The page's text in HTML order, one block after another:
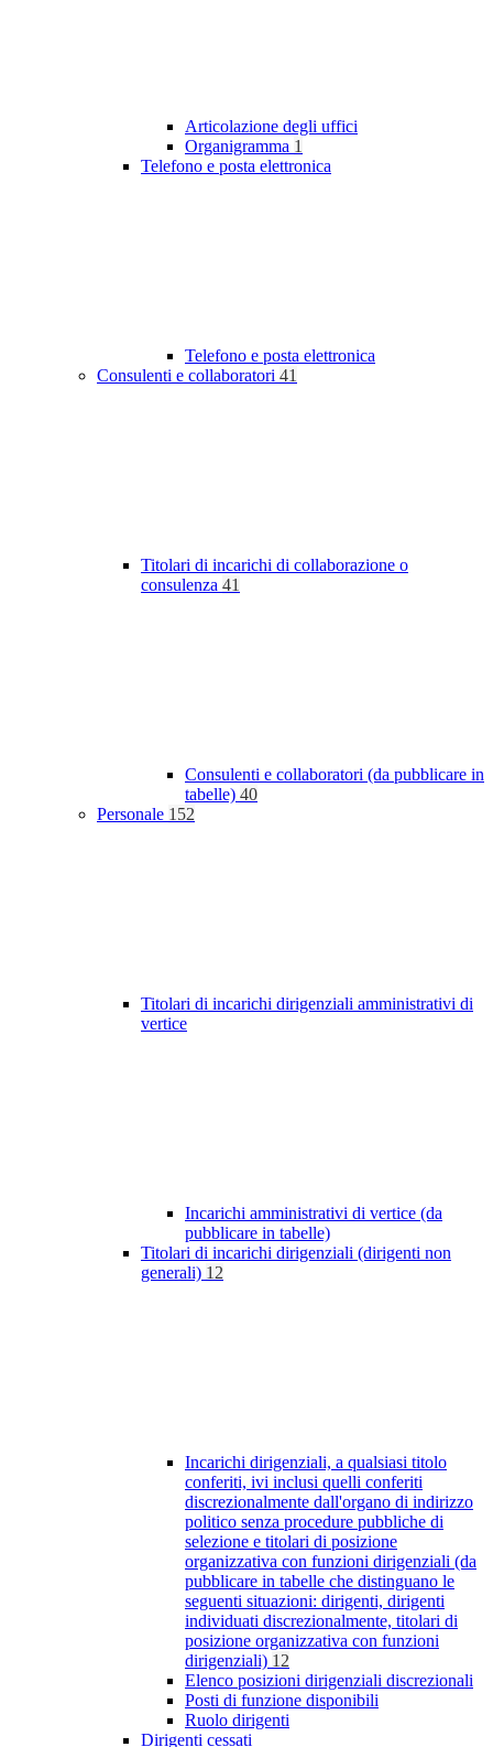
Articolazione degli uffici
Organigramma 1
Telefono e posta elettronica
Telefono e posta elettronica
Consulenti e collaboratori 41
Titolari di incarichi di collaborazione o
consulenza 41
Consulenti e collaboratori (da pubblicare in
tabelle) 40
Personale 152
Titolari di incarichi dirigenziali amministrativi di
vertice
Incarichi amministrativi di vertice (da
pubblicare in tabelle)
Titolari di incarichi dirigenziali (dirigenti non
generali) 12
Incarichi dirigenziali, a qualsiasi titolo
conferiti, ivi inclusi quelli conferiti
discrezionalmente dall'organo di indirizzo
politico senza procedure pubbliche di
selezione e titolari di posizione
organizzativa con funzioni dirigenziali (da
pubblicare in tabelle che distinguano le
seguenti situazioni: dirigenti, dirigenti
individuati discrezionalmente, titolari di
posizione organizzativa con funzioni
dirigenziali) 12
Elenco posizioni dirigenziali discrezionali
Posti di funzione disponibili
Ruolo dirigenti
Dirigenti cessati